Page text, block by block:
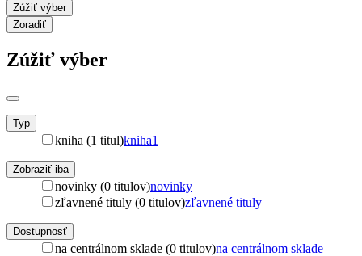
Zúžiť výber
Zoradiť
Zúžiť výber
Typ
kniha (1 titul)kniha1
Zobraziť iba
novinky (0 titulov)novinky
zľavnené tituly (0 titulov)zľavnené tituly
Dostupnosť
na centrálnom sklade (0 titulov)na centrálnom sklade